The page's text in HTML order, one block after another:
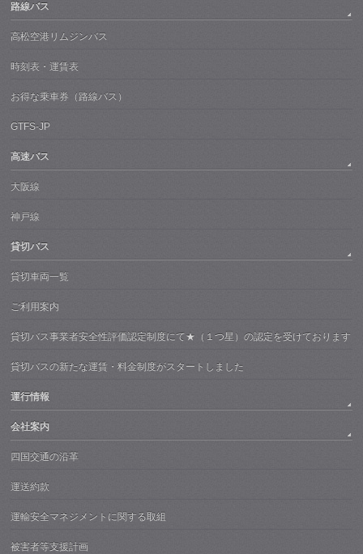
路線バス
高松空港リムジンバス
時刻表・運賃表
お得な乗車券（路線バス）
GTFS-JP
高速バス
大阪線
神戸線
貸切バス
貸切車両一覧
ご利用案内
貸切バス事業者安全性評価認定制度にて★（１つ星）の認定を受けております
貸切バスの新たな運賃・料金制度がスタートしました
運行情報
会社案内
四国交通の沿革
運送約款
運輸安全マネジメントに関する取組
被害者等支援計画